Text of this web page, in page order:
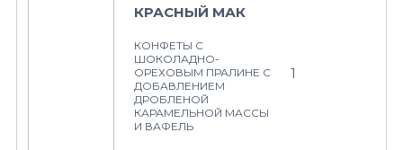
КРАСНЫЙ МАК
КОНФЕТЫ С
ШОКОЛАДНО-
ОРЕХОВЫМ ПРАЛИНЕ С
ДОБАВЛЕНИЕМ
ДРОБЛЕНОЙ
КАРАМЕЛЬНОЙ МАССЫ
И ВАФЕЛЬ
1